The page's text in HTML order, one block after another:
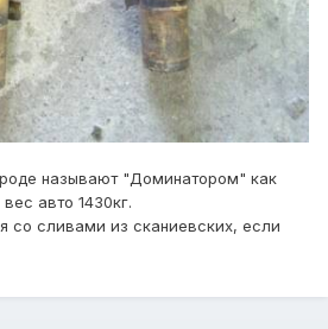
называют "Доминатором" как
авто 1430кг.
со сливами из сканиевских, если